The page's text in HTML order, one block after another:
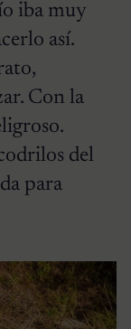
iba muy
así.
Con la
del
para